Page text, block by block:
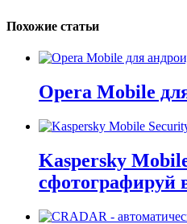
Похожие статьи
Opera Mobile
Kaspersky
сфотографируй